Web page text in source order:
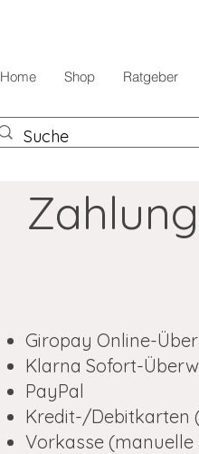
Home Shop Ratgeber
Giropay Online-
Klarna Sofort-
PayPal
Kredit-/Debitkarten
Vorkasse